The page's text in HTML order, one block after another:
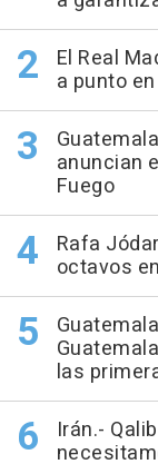
El Real
a punto
anuncian
Fuego
Rafa
octavos
las
Irán.-